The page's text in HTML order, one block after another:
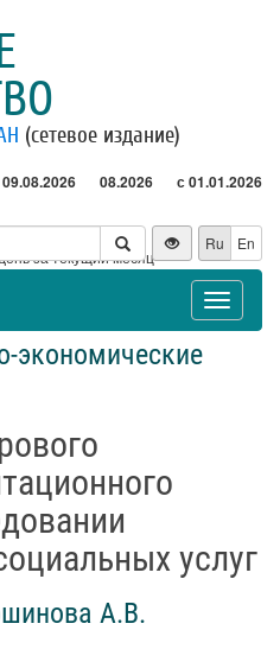
(сетевое издание)
09.08.2026 08.2026 с 01.01.2026
за текущий месяц
Ru En
Toggle
экономические
услуг
А.В.